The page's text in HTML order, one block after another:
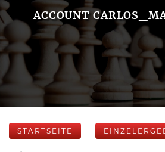
ACCOUNT
STARTSEITE